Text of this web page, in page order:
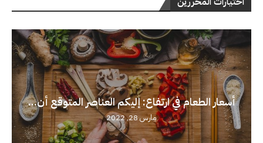
أسعار الطعام في ارتفاع: إليكم العناصر المتوقع أن...
مارس 28, 2022